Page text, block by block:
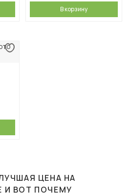
В корзину
ЦЕНА НА
И ВОТ ПОЧЕМУ